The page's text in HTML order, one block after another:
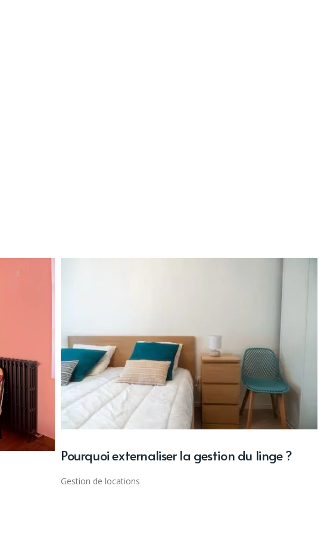
Pourquoi externaliser la gestion du linge ?
Gestion de locations